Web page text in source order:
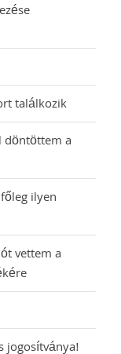
találkozik
döntöttem a
ilyen
vettem a
jogosítványa!